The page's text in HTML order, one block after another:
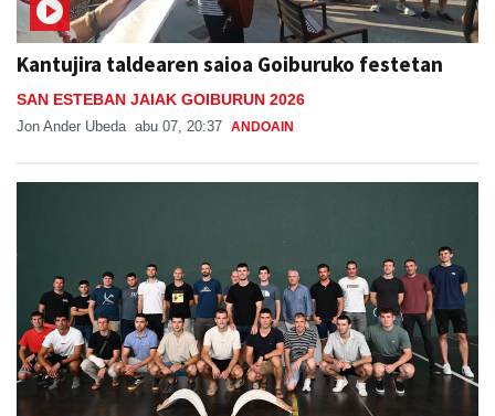
Kantujira taldearen saioa Goiburuko festetan
SAN ESTEBAN JAIAK GOIBURUN 2026
Jon Ander Ubeda abu 07, 20:37 ANDOAIN